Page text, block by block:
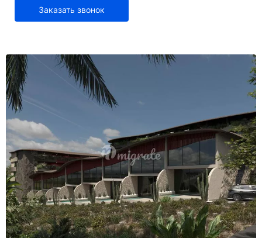
Заказать звонок